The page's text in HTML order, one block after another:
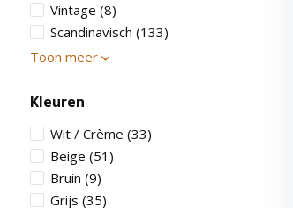
Vintage (8)
Scandinavisch (133)
Toon meer
Kleuren
Wit / Crème (33)
Beige (51)
Bruin (9)
Grijs (35)